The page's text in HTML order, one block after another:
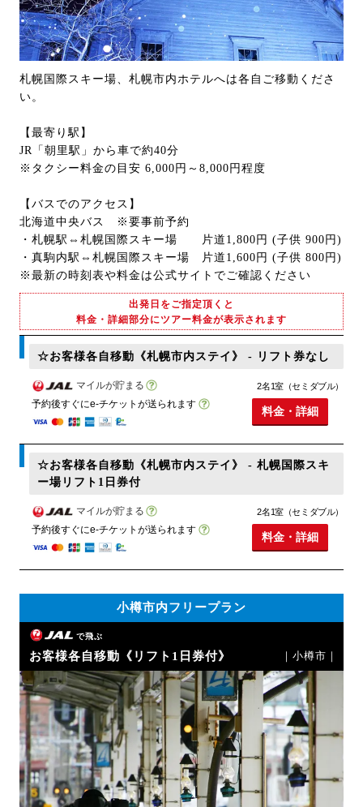
札幌国際スキー場、札幌市内ホテルへは各自ご移動くださ
い。
【最寄り駅】
JR「朝里駅」から車で約40分
※タクシー料金の目安 6,000円～8,000円程度
【バスでのアクセス】
北海道中央バス ※要事前予約
・札幌駅⇔札幌国際スキー場 片道1,800円 (子供 900円)
・真駒内駅⇔札幌国際スキー場 片道1,600円 (子供 800円)
※最新の時刻表や料金は公式サイトでご確認ください
出発日をご指定頂くと
料金・詳細部分にツアー料金が表示されます
☆お客様各自移動《札幌市内ステイ》 - リフト券なし
マイルが貯まる
予約後すぐにe-チケットが送られます
2名1室（セミダブル）
料金・詳細
☆お客様各自移動《札幌市内ステイ》 - 札幌国際スキ
ー場リフト1日券付
マイルが貯まる
予約後すぐにe-チケットが送られます
2名1室（セミダブル）
料金・詳細
小樽市内フリープラン
で飛ぶ
お客様各自移動《リフト1日券付》 ｜小樽市｜